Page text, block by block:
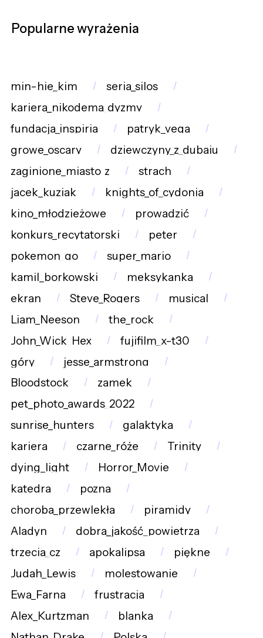
Popularne wyrażenia
min-hie_kim
seria_silos
kariera_nikodema_dyzmy
fundacja_inspiria
patryk_vega
growe_oscary
dziewczyny_z_dubaju
zaginione_miasto_z
strach
jacek_kuziak
knights_of_cydonia
kino_młodzieżowe
prowadzić
konkurs_recytatorski
peter
pokemon_go
super_mario
kamil_borkowski
meksykanka
ekran
Steve_Rogers
musical
Liam_Neeson
the_rock
John_Wick_Hex
fujifilm_x-t30
góry
jesse_armstrong
Bloodstock
zamek
pet_photo_awards_2022
sunrise_hunters
galaktyka
kariera
czarne_róże
Trinity
dying_light
Horror_Movie
katedra
pozna
choroba_przewlekła
piramidy
Aladyn
dobra_jakość_powietrza
trzecia_cz
apokalipsa
piękne
Judah_Lewis
molestowanie
Ewa_Farna
frustracja
Alex_Kurtzman
blanka